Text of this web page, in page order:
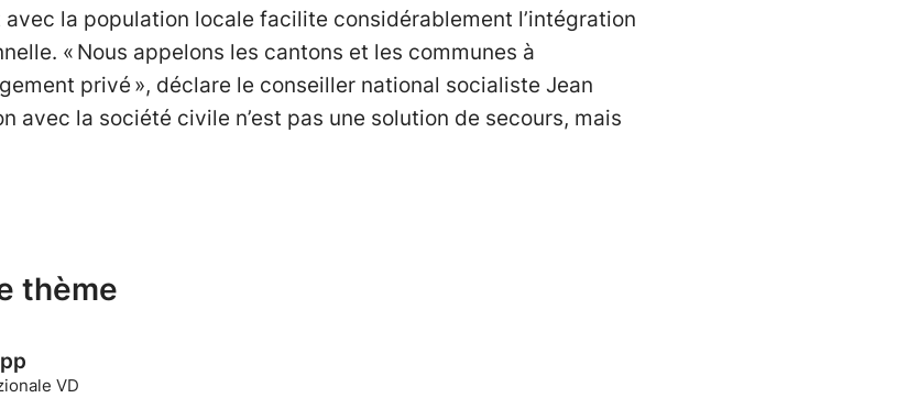
la population locale facilite considérablement l’intégration
« Nous appelons les cantons et les communes à
privé », déclare le conseiller national socialiste Jean
avec la société civile n’est pas une solution de secours, mais
thème
VD